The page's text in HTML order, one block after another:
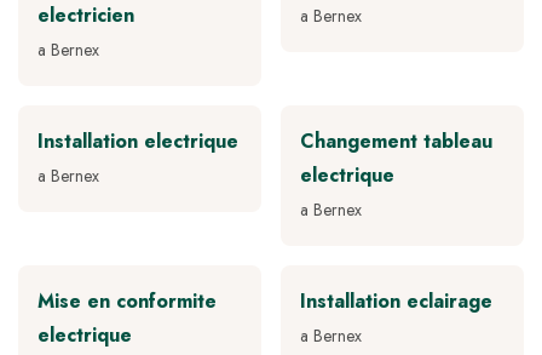
electricien
a Bernex
a Bernex
Installation electrique
a Bernex
Changement tableau
electrique
a Bernex
Mise en conformite
electrique
Installation eclairage
a Bernex